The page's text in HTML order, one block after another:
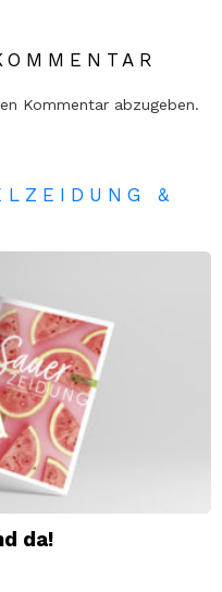
Kommentar abzugeben.
&
da!